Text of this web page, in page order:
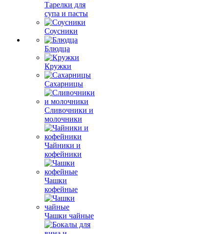
Тарелки для
супа и пасты
Соусники
Блюдца
Кружки
Сахарницы
Сливочники и
молочники
Чайники и
кофейники
Чашки
кофейные
Чашки чайные